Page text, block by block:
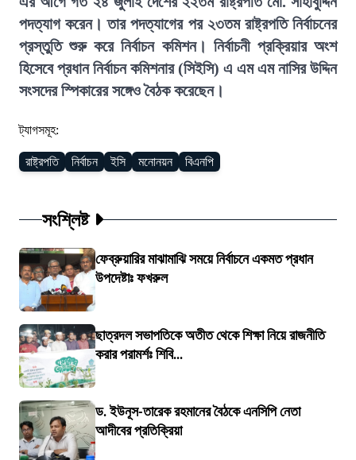
পদত্যাগ করেন। তার পদত্যাগের পর ২৩তম রাষ্ট্রপতি নির্বাচনের
প্রস্তুতি শুরু করে নির্বাচন কমিশন। নির্বাচনী প্রক্রিয়ার অংশ
হিসেবে প্রধান নির্বাচন কমিশনার (সিইসি) এ এম এম নাসির উদ্দিন
সংসদের স্পিকারের সঙ্গেও বৈঠক করেছেন।
ট্যাগসমূহ:
রাষ্ট্রপতি নির্বাচন ইসি মনোনয়ন বিএনপি
সংশ্লিষ্ট
ফেব্রুয়ারির মাঝামাঝি সময়ে নির্বাচনে একমত প্রধান
উপদেষ্টাঃ ফখরুল
ছাত্রদল সভাপতিকে অতীত থেকে শিক্ষা নিয়ে রাজনীতি
করার পরামর্শঃ শিবি...
ড. ইউনূস-তারেক রহমানের বৈঠকে এনসিপি নেতা
আদীবের প্রতিক্রিয়া